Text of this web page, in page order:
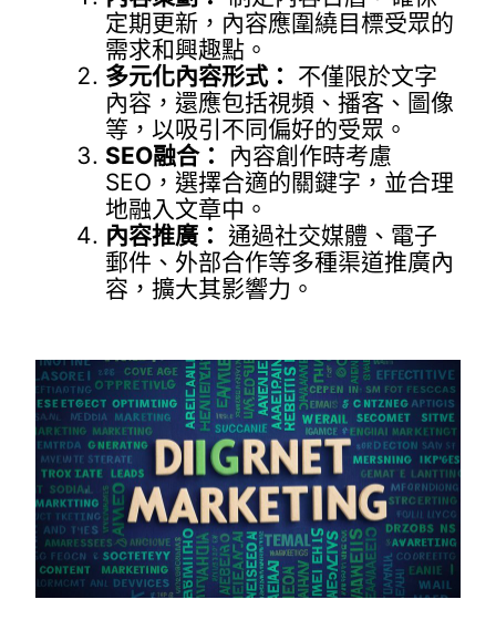
定期更新，內容應圍繞目標受眾的
需求和興趣點。
多元化內容形式： 不僅限於文字
內容，還應包括視頻、播客、圖像
等，以吸引不同偏好的受眾。
SEO融合：
內容創作時考慮
SEO，選擇合適的關鍵字，並合理
地融入文章中。
內容推廣： 通過社交媒體、電子
郵件、外部合作等多種渠道推廣內
容，擴大其影響力。